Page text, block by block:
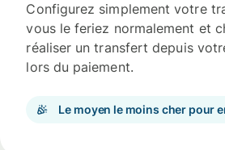
Configurez simplement votre
vous le feriez normalement et
réaliser un transfert depuis
lors du paiement.
Le moyen le moins cher pour